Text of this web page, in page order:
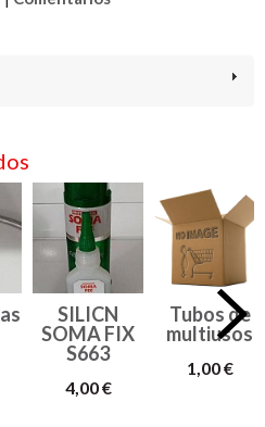
SILICN
SOMA FIX
S663
4,00 €
Tubos de
multiusos
1,00 €